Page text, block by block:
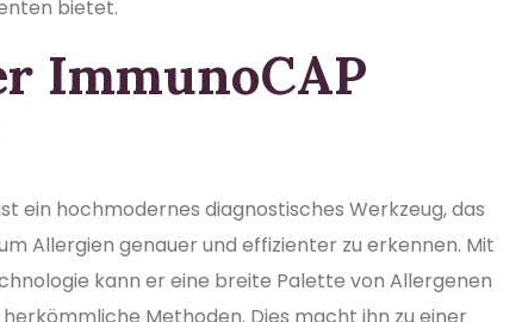
bietet.
ImmunoCAP
ein hochmodernes diagnostisches Werkzeug, das
Allergien genauer und effizienter zu erkennen. Mit
kann er eine breite Palette von Allergenen